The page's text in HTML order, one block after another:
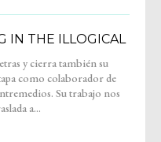
IN THE ILLOGICAL
a...